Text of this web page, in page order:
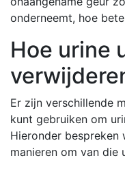
onderneemt, hoe
Hoe urine
Er zijn verschillende
kunt gebruiken om
Hieronder bespreken
manieren om van die